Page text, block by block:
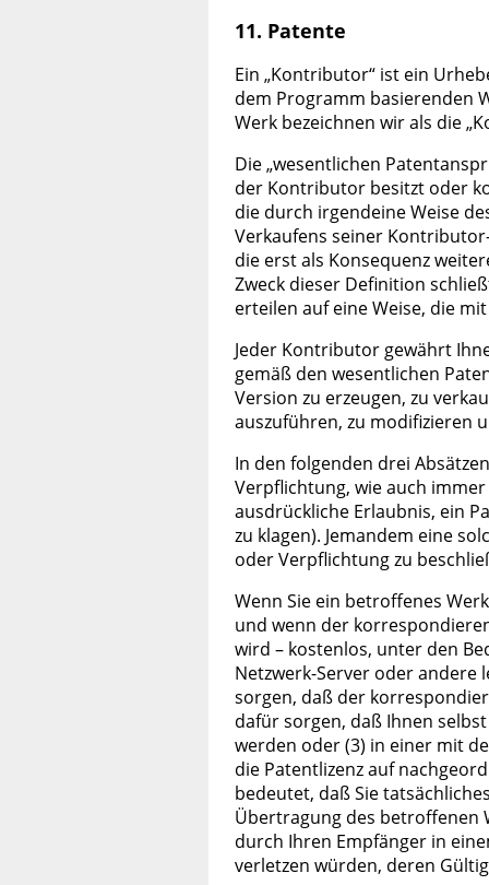
11. Patente
Ein „Kontributor“ ist ein
dem Programm basierenden
Werk bezeichnen wir als die
Die „wesentlichen
der Kontributor besitzt oder
die durch irgendeine Weise
Verkaufens seiner
die erst als Konsequenz
Zweck dieser Definition
erteilen auf eine Weise, die
Jeder Kontributor gewährt
gemäß den wesentlichen
Version zu erzeugen, zu
auszuführen, zu modifizieren
In den folgenden drei
Verpflichtung, wie auch
ausdrückliche Erlaubnis, ein
zu klagen). Jemandem eine
oder Verpflichtung zu
Wenn Sie ein betroffenes
und wenn der
wird – kostenlos, unter den
Netzwerk-Server oder andere
sorgen, daß der
dafür sorgen, daß Ihnen
werden oder (3) in einer mit
die Patentlizenz auf
bedeutet, daß Sie
Übertragung des betroffenen
durch Ihren Empfänger in
verletzen würden, deren